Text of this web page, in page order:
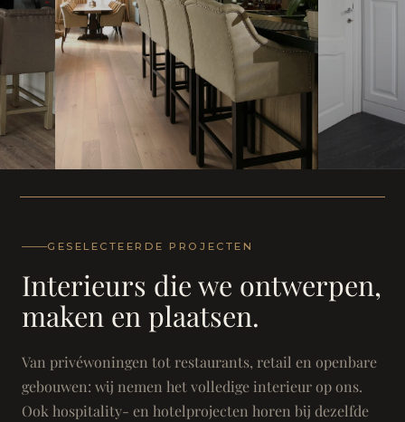
Landhuis - Grimbergen
GESELECTEERDE PROJECTEN
Interieurs die we ontwerpen,
maken en plaatsen.
Van privéwoningen tot restaurants, retail en openbare
gebouwen: wij nemen het volledige interieur op ons.
Ook hospitality- en hotelprojecten horen bij dezelfde